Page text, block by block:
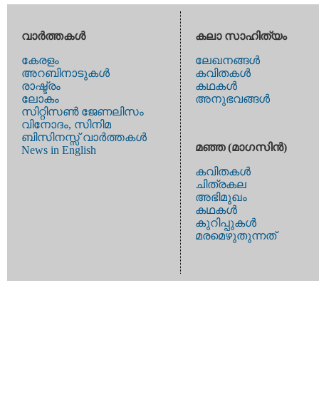
വാര്‍ത്തകള്‍
കേരളം
അറബിനാടുകള്‍
രാഷ്ട്രം
ലോകം
സിറ്റിസണ്‍ ജേണലിസം
വിനോദം, സിനിമ
ബിസിനസ്സ് വാര്‍ത്തകള്‍
News in English
കലാ സാഹിത്യം
ലേഖനങ്ങള്‍
കവിതകള്‍
കഥകള്‍
അനുഭവങ്ങള്‍
മഞ്ഞ (മാഗസിന്‍)
കവിതകള്‍
ചിത്രകല
അഭിമുഖം
കഥകള്‍
കുറിപ്പുകള്‍
മരമെഴുതുന്നത്